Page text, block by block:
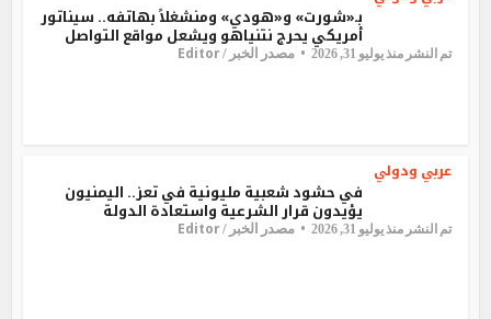
بـ«شورت» و«هودي» ومنشغلاً بهاتفه.. سيناتور
أمريكي يحرج نتنياهو ويشعل مواقع التواصل
تم النشر منذ يوليو 31, 2026 مصدر الخبر /Editor
عربي ودولي
في حشود شعبية مليونية في تعز.. اليمنيون
يؤيدون قرار الشرعية واستعادة الدولة
تم النشر منذ يوليو 31, 2026 مصدر الخبر /Editor